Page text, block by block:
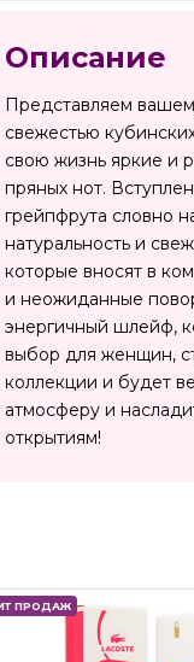
Описание
Представляем
свежестью
свою жизнь яркие и
пряных нот.
грейпфрута словно
натуральность и
которые вносят в
и неожиданные
энергичный шлейф,
выбор для женщин,
коллекции и будет
атмосферу и
открытиям!
ПРОДАЖ